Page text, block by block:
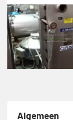
Algemeen